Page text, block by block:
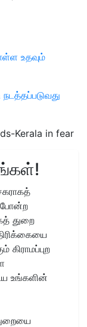
உதவும்
Kerala in fear
போன்ற
துறை
உங்களின்